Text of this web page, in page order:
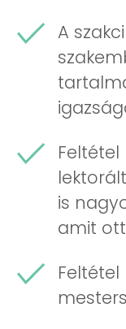
A
Feltétel
is
amit
Feltétel